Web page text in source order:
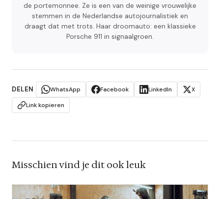
de portemonnee. Ze is een van de weinige vrouwelijke
stemmen in de Nederlandse autojournalistiek en
draagt dat met trots. Haar droomauto: een klassieke
Porsche 911 in signaalgroen.
DELEN WhatsApp Facebook LinkedIn
X
Link kopieren
Misschien vind je dit ook leuk